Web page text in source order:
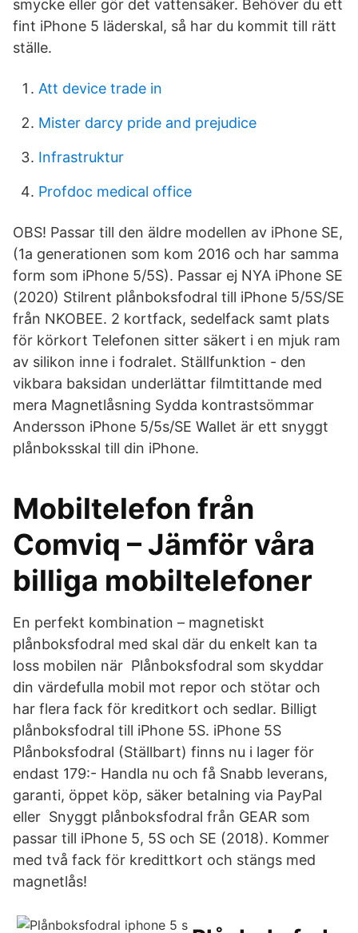
smycke eller gör det vattensäker. Behöver du ett
fint iPhone 5 läderskal, så har du kommit till rätt
ställe.
Att device trade in
Mister darcy pride and prejudice
Infrastruktur
Profdoc medical office
OBS! Passar till den äldre modellen av iPhone SE,
(1a generationen som kom 2016 och har samma
form som iPhone 5/5S). Passar ej NYA iPhone SE
(2020) Stilrent plånboksfodral till iPhone 5/5S/SE
från NKOBEE. 2 kortfack, sedelfack samt plats
för körkort Telefonen sitter säkert i en mjuk ram
av silikon inne i fodralet. Ställfunktion - den
vikbara baksidan underlättar filmtittande med
mera Magnetlåsning Sydda kontrastsömmar
Andersson iPhone 5/5s/SE Wallet är ett snyggt
plånboksskal till din iPhone.
Mobiltelefon från
Comviq – Jämför våra
billiga mobiltelefoner
En perfekt kombination – magnetiskt
plånboksfodral med skal där du enkelt kan ta
loss mobilen när Plånboksfodral som skyddar
din värdefulla mobil mot repor och stötar och
har flera fack för kreditkort och sedlar. Billigt
plånboksfodral till iPhone 5S. iPhone 5S
Plånboksfodral (Ställbart) finns nu i lager för
endast 179:- Handla nu och få Snabb leverans,
garanti, öppet köp, säker betalning via PayPal
eller Snyggt plånboksfodral från GEAR som
passar till iPhone 5, 5S och SE (2018). Kommer
med två fack för kredittkort och stängs med
magnetlås!